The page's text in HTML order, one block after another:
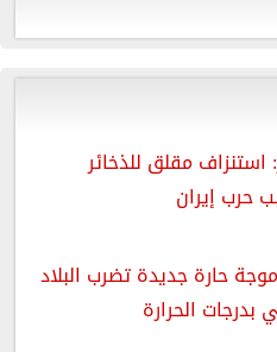
استنزاف مقلق للذخائر
حرب إيران
حارة جديدة تضرب البلاد
بدرجات الحرارة